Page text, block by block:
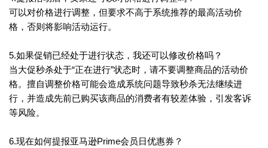
可以对价格进行调整，但要求不高于系统推荐的最高活动价
格，否则将影响活动运行。
5.如果促销已经处于进行状态，我还可以修改价格吗？
当大促秒杀处于“正在进行”状态时，请不要调整商品的活动价
格。擅自调整价格可能会造成系统问题导致秒杀无法继续进
行，并造成先前已购买该商品的消费者有较差体验，引发客诉
等风险。
6.现在如何提报亚马逊Prime会员日优惠券？